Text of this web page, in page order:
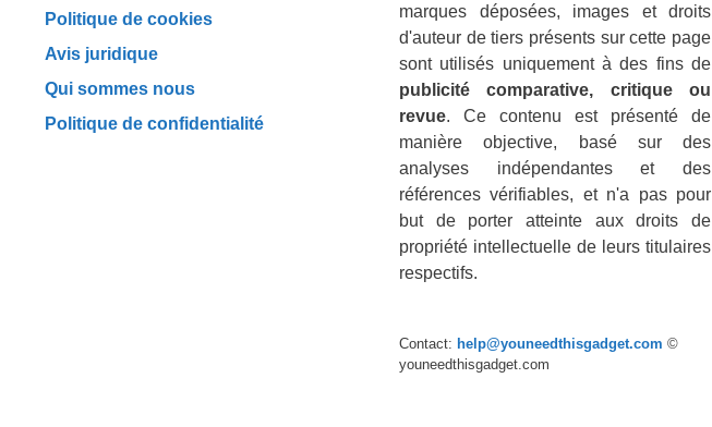
Politique de cookies
Avis juridique
Qui sommes nous
Politique de confidentialité
marques déposées, images et droits
d'auteur de tiers présents sur cette page
sont utilisés uniquement à des fins de
publicité comparative, critique ou
revue. Ce contenu est présenté de
manière objective, basé sur des
analyses indépendantes et des
références vérifiables, et n'a pas pour
but de porter atteinte aux droits de
propriété intellectuelle de leurs titulaires
respectifs.
Contact: help@youneedthisgadget.com ©
youneedthisgadget.com